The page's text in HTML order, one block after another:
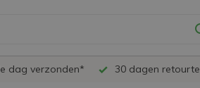
dag verzonden* 30 dagen